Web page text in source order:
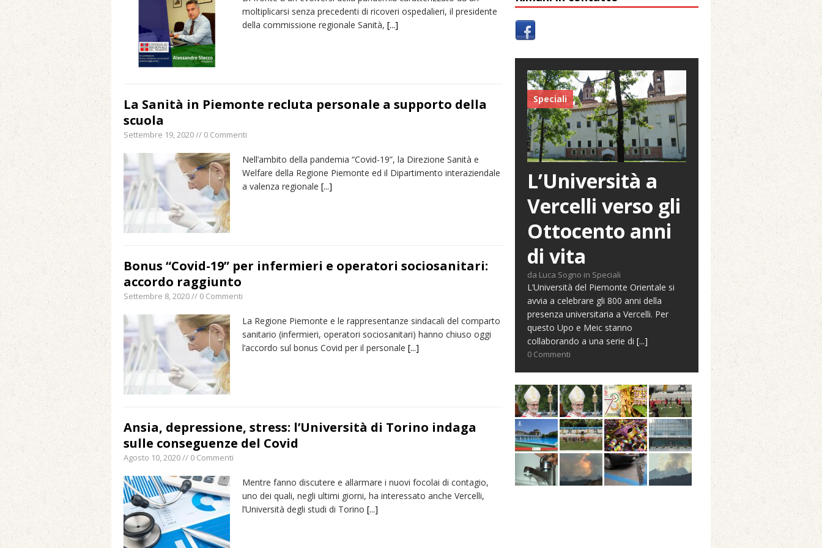
moltiplicarsi senza precedenti di ricoveri ospedalieri, il presidente
della commissione regionale Sanità, [...]
La Sanità in Piemonte recluta personale a supporto della
scuola
Settembre 19, 2020 // 0 Commenti
Nell’ambito della pandemia “Covid-19”, la Direzione Sanità e
Welfare della Regione Piemonte ed il Dipartimento interaziendale
a valenza regionale [...]
Bonus “Covid-19” per infermieri e operatori sociosanitari:
accordo raggiunto
Settembre 8, 2020 // 0 Commenti
La Regione Piemonte e le rappresentanze sindacali del comparto
sanitario (infermieri, operatori sociosanitari) hanno chiuso oggi
l’accordo sul bonus Covid per il personale [...]
Ansia, depressione, stress: l’Università di Torino indaga
sulle conseguenze del Covid
Agosto 10, 2020 // 0 Commenti
Mentre fanno discutere e allarmare i nuovi focolai di contagio,
uno dei quali, negli ultimi giorni, ha interessato anche Vercelli,
l’Università degli studi di Torino [...]
Speciali
L’Università a
Vercelli verso gli
Ottocento anni
di vita
da Luca Sogno in Speciali
L’Università del Piemonte Orientale si
avvia a celebrare gli 800 anni della
presenza universitaria a Vercelli. Per
questo Upo e Meic stanno
collaborando a una serie di [...]
0 Commenti